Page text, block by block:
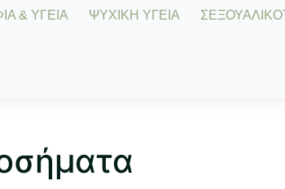
& ΥΓΕΙΑ ΨΥΧΙΚΗ ΥΓΕΙΑ